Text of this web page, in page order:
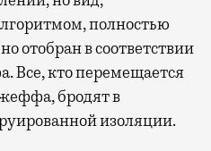
полностью
отобран в соответствии
Все, кто перемещается
бродят в
изоляции.